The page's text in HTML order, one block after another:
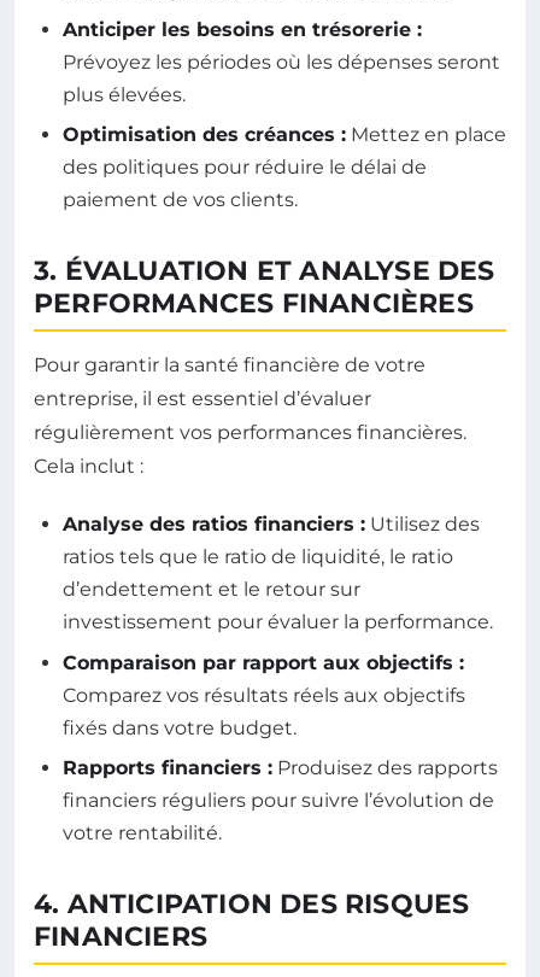
Anticiper les besoins en trésorerie :
Prévoyez les périodes où les dépenses seront
plus élevées.
Optimisation des créances : Mettez en place
des politiques pour réduire le délai de
paiement de vos clients.
3. ÉVALUATION ET ANALYSE DES
PERFORMANCES FINANCIÈRES
Pour garantir la santé financière de votre
entreprise, il est essentiel d’évaluer
régulièrement vos performances financières.
Cela inclut :
Analyse des ratios financiers : Utilisez des
ratios tels que le ratio de liquidité, le ratio
d’endettement et le retour sur
investissement pour évaluer la performance.
Comparaison par rapport aux objectifs :
Comparez vos résultats réels aux objectifs
fixés dans votre budget.
Rapports financiers : Produisez des rapports
financiers réguliers pour suivre l’évolution de
votre rentabilité.
4. ANTICIPATION DES RISQUES
FINANCIERS